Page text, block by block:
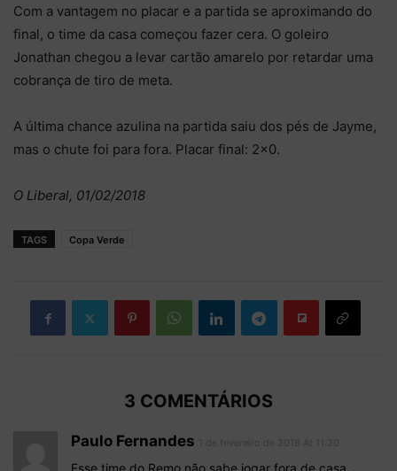
Com a vantagem no placar e a partida se aproximando do
final, o time da casa começou fazer cera. O goleiro
Jonathan chegou a levar cartão amarelo por retardar uma
cobrança de tiro de meta.
A última chance azulina na partida saiu dos pés de Jayme,
mas o chute foi para fora. Placar final: 2×0.
O Liberal, 01/02/2018
TAGS Copa Verde
3 COMENTÁRIOS
Paulo Fernandes